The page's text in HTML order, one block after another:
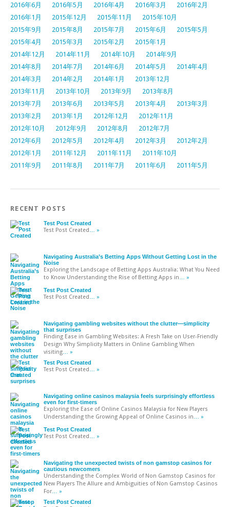
2016年6月
2016年5月 2016年4月 2016年3月
2016年2月
2016年1月
2015年12月 2015年11月
2015年10月
2015年9月
2015年8月 2015年7月 2015年6月
2015年5月
2015年4月
2015年3月 2015年2月
2015年1月
2014年12月
2014年11月 2014年10月
2014年9月
2014年8月
2014年7月 2014年6月 2014年5月
2014年4月
2014年3月
2014年2月 2014年1月
2013年12月
2013年11月
2013年10月 2013年9月
2013年8月
2013年7月
2013年6月 2013年5月 2013年4月
2013年3月
2013年2月
2013年1月 2012年12月
2012年11月
2012年10月
2012年9月 2012年8月
2012年7月
2012年6月
2012年5月 2012年4月 2012年3月
2012年2月
2012年1月
2011年12月 2011年11月
2011年10月
2011年9月
2011年8月 2011年7月 2011年6月 2011年5月
RECENT POSTS
Test Post Created
Test Post Created … »
Navigating Australia’s Betting Apps Without Getting Lost in the
Noise
Exploring the Landscape of Betting Apps Australia: What You Need
to Know Understanding the Rise of Betting Apps in … »
Test Post Created
Test Post Created … »
Navigating gambling websites without the clutter—simplicity
that surprises
Finding Ease in Gambling Websites: A Fresh Take on User-Friendly
Design Why Simplicity Matters in Online Gambling When
visiting … »
Test Post Created
Test Post Created … »
Navigating online casinos malaysia feels surprisingly effortless
even for first-timers
Exploring the Ease of Online Casinos Malaysia for New Players
Understanding the Growing Appeal of Online Casinos in … »
Test Post Created
Test Post Created … »
Navigating the unexpected twists of non gamstop casinos for
cautious newcomers
Understanding the Complex World of Non Gamstop Casinos for
New Players The Allure and Ambiguities of Non Gamstop Casinos
For … »
Test Post Created